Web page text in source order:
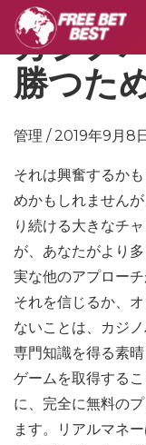
カジノ
勝つた
管理 / 2019年9月8
それは興奮するか
めかもしれません
り続ける大きなチ
が、あなたがより
実な他のアプロー
それを信じるか、
ないことは、カジ
専門知識を得る素
ゲームを取得する
に、完全に無料の
ます。リアルマネ